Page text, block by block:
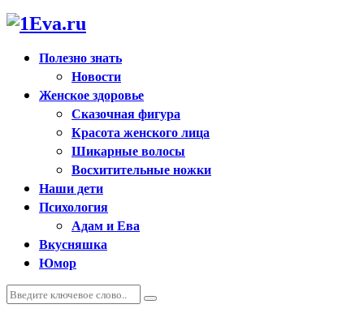
Полезно знать
Новости
Женское здоровье
Сказочная фигура
Красота женского лица
Шикарные волосы
Восхитительные ножки
Наши дети
Психология
Адам и Ева
Вкусняшка
Юмор
Искать:
Поиск